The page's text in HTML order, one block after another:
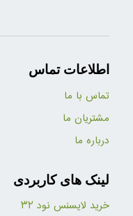
اطلاعات تماس
تماس با ما
مشتریان ما
درباره ما
لینک های کاربردی
خرید لایسنس نود ۳۲